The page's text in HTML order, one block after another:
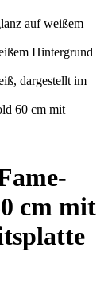
cm mit